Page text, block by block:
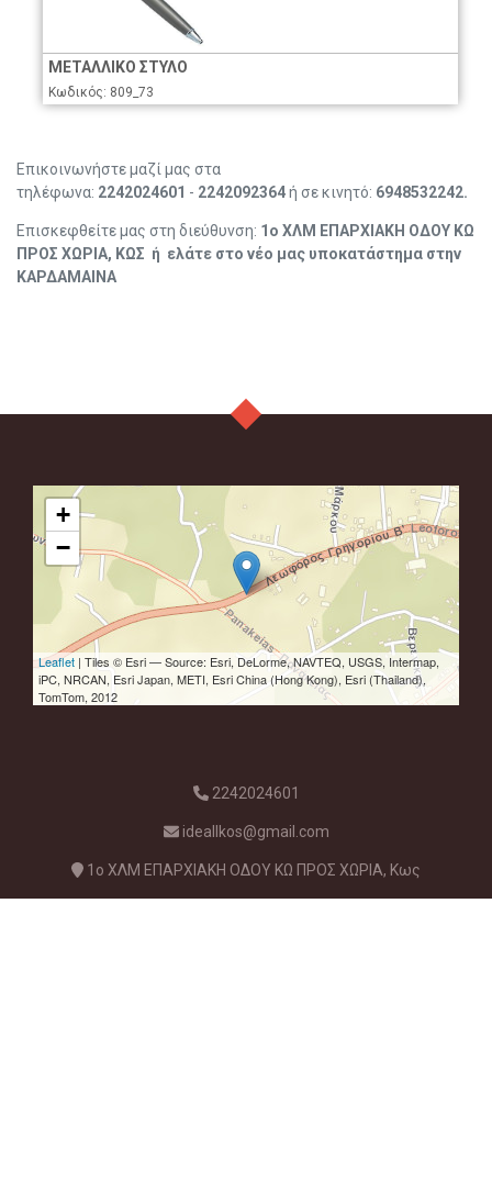
ΜΕΤΑΛΛΙΚΟ ΣΤΥΛΟ
Κωδικός: 809_73
Επικοινωνήστε μαζί μας στα
τηλέφωνα: 2242024601 - 2242092364ή σε κινητό: 6948532242.
Επισκεφθείτε μας στη διεύθυνση: 1ο ΧΛΜ ΕΠΑΡΧΙΑΚΗ ΟΔΟΥ ΚΩ
ΠΡΟΣ ΧΩΡΙΑ, ΚΩΣ ή ελάτε στο νέο μας υποκατάστημα στην
ΚΑΡΔΑΜΑΙΝΑ
+
−
Leaflet | Tiles © Esri — Source: Esri, DeLorme, NAVTEQ, USGS, Intermap,
iPC, NRCAN, Esri Japan, METI, Esri China (Hong Kong), Esri (Thailand),
TomTom, 2012
2242024601
ideallkos@gmail.com
1ο ΧΛΜ ΕΠΑΡΧΙΑΚΗ ΟΔΟΥ ΚΩ ΠΡΟΣ ΧΩΡΙΑ, Κως